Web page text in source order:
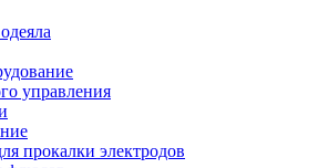
управления
прокалки электродов